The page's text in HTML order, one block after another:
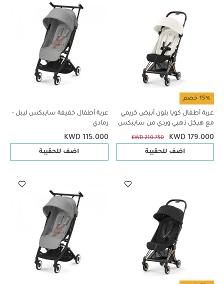
15% خصم
عربة أطفال كويا بلون أبيض كريمي
مع هيكل ذهبي وردي من سايبكس
KWD 179.000
KWD 210.750
اضف للحقيبة
عربة أطفال خفيفة سايبكس ليبل -
رمادي
KWD 115.000
اضف للحقيبة